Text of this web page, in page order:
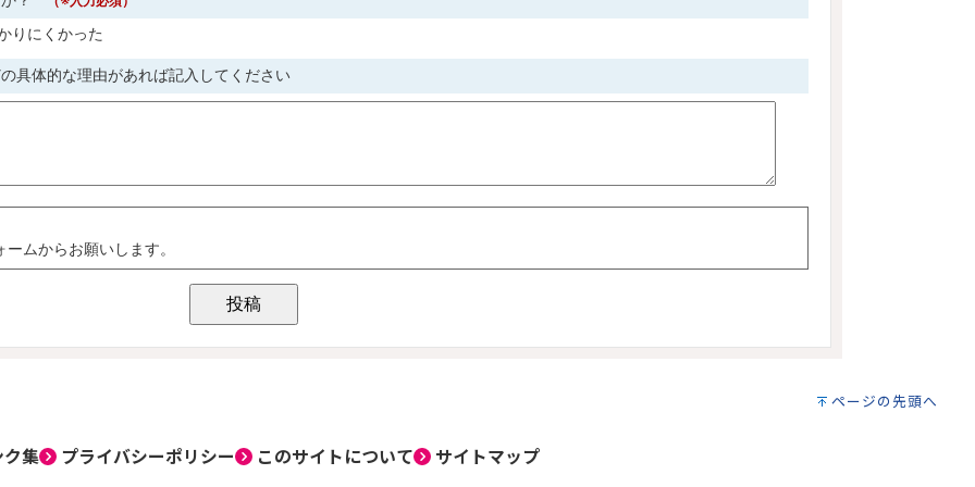
ページの先頭へ
集 プライバシーポリシー このサイトについて サイトマップ